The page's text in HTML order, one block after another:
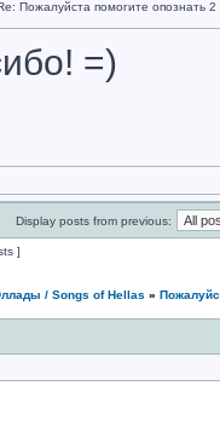
Пожалуйста помогите опознать 2
=)
Display posts from previous:
]
/ Songs of Hellas »